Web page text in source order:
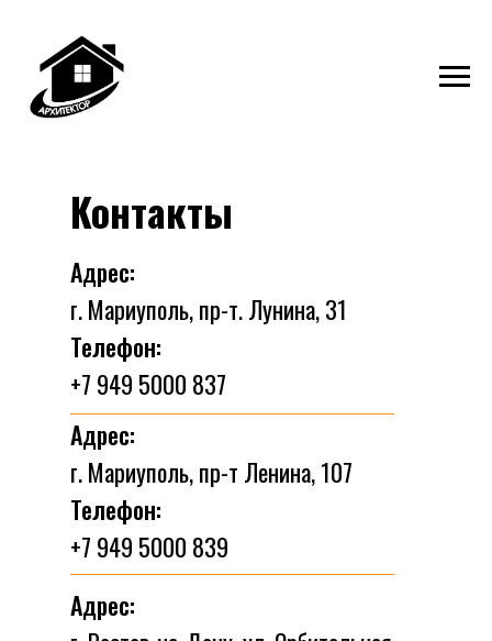
Адрес:
Адрес:
г. Мариуполь, пр-т. Лунина, 31
Телефон:
+7 949 5000 837
Адрес:
г. Мариуполь, пр-т Ленина, 107
Телефон:
+7 949 5000 839
Контакты